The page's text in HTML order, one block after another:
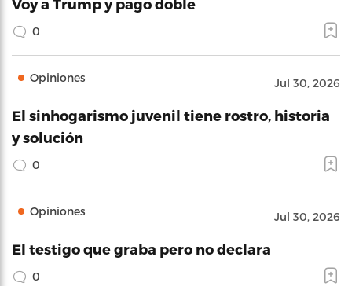
0
Opiniones Jul 30, 2026
El sinhogarismo juvenil tiene rostro, historia
y solución
0
Opiniones Jul 30, 2026
El testigo que graba pero no declara
0